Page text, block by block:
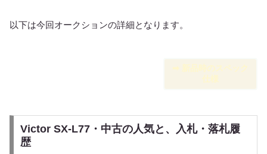
以下は今回オークションの詳細となります。
➡︎ 新品時のスペック
仕様
Victor SX-L77・中古の人気と、入札・落札履
歴